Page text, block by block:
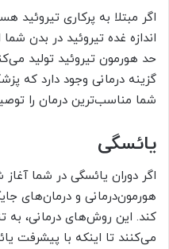
اگر مبتلا به پرکاری تیروئید
اندازه غده تیروئید در بدن
حد هورمون تیروئید تولید
گزینه درمانی وجود دارد که
شما مناسب‌ترین درمان را
یائسگی
اگر دوران یائسگی در شما
هورمون‌درمانی و درمان‌های
کند. این روش‌های درمانی، به
می‌کنند تا اینکه با پیشرفت